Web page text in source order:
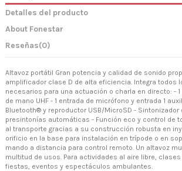
Detalles del producto
About Fonestar
Reseñas(0)
Altavoz portátil Gran potencia y calidad de sonido
amplificador clase D de alta eficiencia. Integra todos
necesarios para una actuación o charla en directo: -
de mano UHF - 1 entrada de micrófono y entrada 1
Bluetooth® y reproductor USB/MicroSD - Sintonizador
presintonías automáticas - Función eco y control de
al transporte gracias a su construcción robusta en
orificio en la base para instalación en trípode o en
mando a distancia para control remoto. Un altavoz
multitud de usos. Para actividades al aire libre,
fiestas, eventos y espectáculos ambulantes.